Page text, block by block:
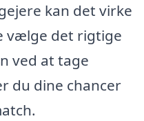
kan det virke
vælge det rigtige
ved at tage
du dine chancer